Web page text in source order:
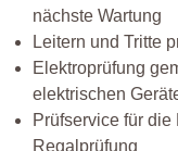
nächste Wartung
Leitern und Tritte
Elektroprüfung
elektrischen
Prüfservice für
Regalprüfung